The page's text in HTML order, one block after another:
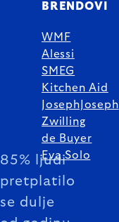
85% ljudi
pretplatilo
se dulje
BRENDOVI
WMF
Alessi
SMEG
Kitchen Aid
JosephJoseph
Zwilling
de Buyer
Eva Solo